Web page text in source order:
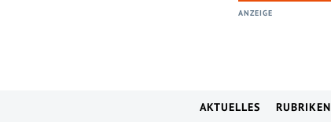
ANZEIGE
AKTUELLES RUBRIKEN